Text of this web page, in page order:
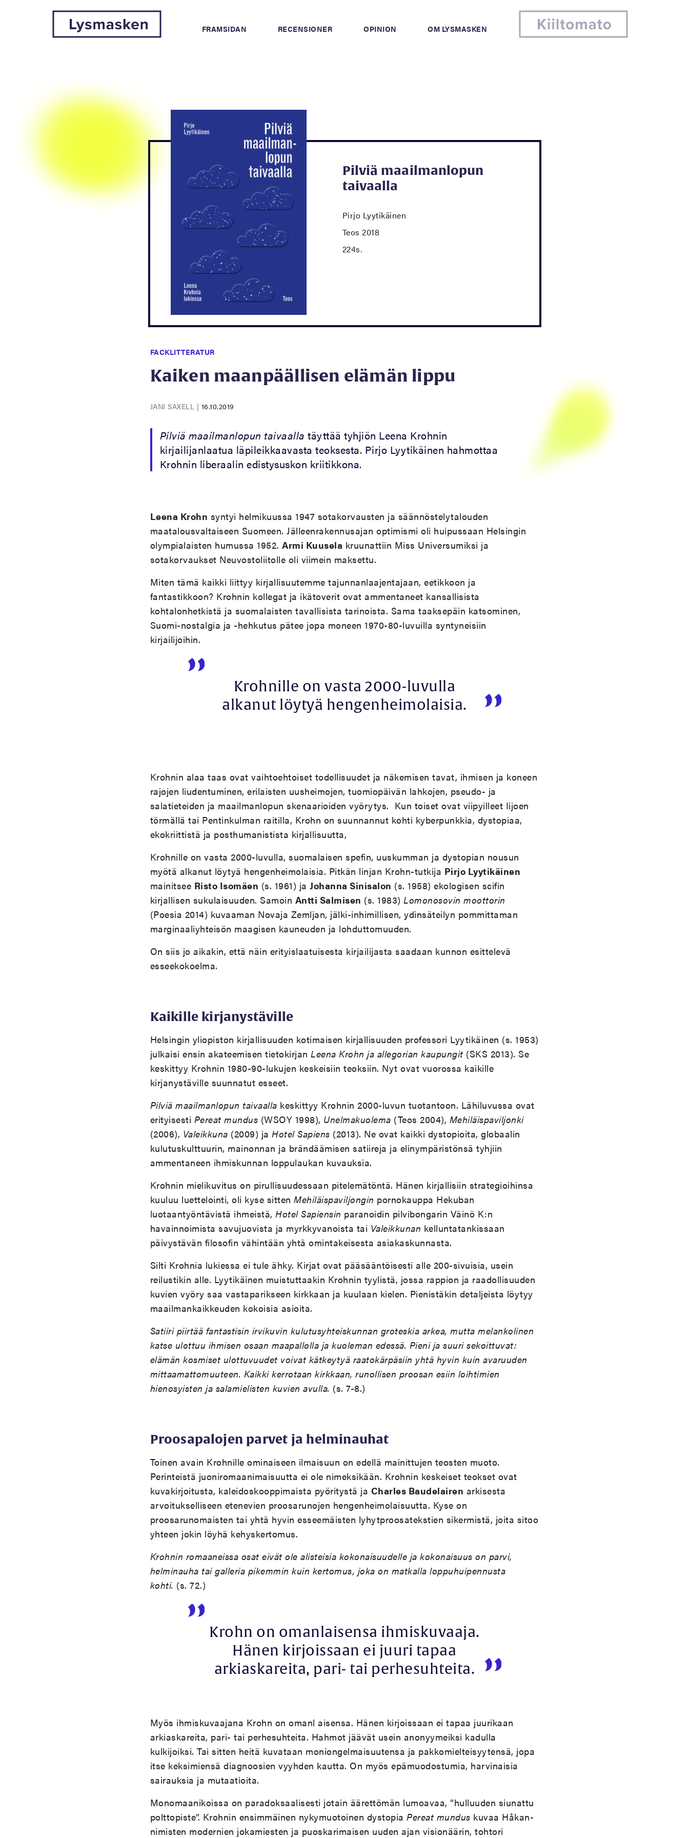
FRAMSIDAN RECENSIONER OPINION OM LYSMASKEN
Pilviä maailmanlopun
taivaalla
Pirjo Lyytikäinen
Teos 2018
224s.
FACKLITTERATUR
Kaiken maanpäällisen elämän lippu
JANI SAXELL | 16.10.2019
Pilviä maailmanlopun taivaalla täyttää tyhjiön Leena Krohnin
kirjailijanlaatua läpileikkaavasta teoksesta. Pirjo Lyytikäinen hahmottaa
Krohnin liberaalin edistysuskon kriitikkona.
Leena Krohn syntyi helmikuussa 1947 sotakorvausten ja säännöstelytalouden
maatalousvaltaiseen Suomeen. Jälleenrakennusajan optimismi oli huipussaan Helsingin
olympialaisten humussa 1952. Armi Kuusela kruunattiin Miss Universumiksi ja
sotakorvaukset Neuvostoliitolle oli viimein maksettu.
Miten tämä kaikki liittyy kirjallisuutemme tajunnanlaajentajaan, eetikkoon ja
fantastikkoon? Krohnin kollegat ja ikätoverit ovat ammentaneet kansallisista
kohtalonhetkistä ja suomalaisten tavallisista tarinoista. Sama taaksepäin katsominen,
Suomi-nostalgia ja -hehkutus pätee jopa moneen 1970-80-luvuilla syntyneisiin
kirjailijoihin.
Krohnille on vasta 2000-luvulla
alkanut löytyä hengenheimolaisia.
Krohnin alaa taas ovat vaihtoehtoiset todellisuudet ja näkemisen tavat, ihmisen ja koneen
rajojen liudentuminen, erilaisten uusheimojen, tuomiopäivän lahkojen, pseudo- ja
salatieteiden ja maailmanlopun skenaarioiden vyörytys. Kun toiset ovat viipyilleet Iijoen
törmällä tai Pentinkulman raitilla, Krohn on suunnannut kohti kyberpunkkia, dystopiaa,
ekokriittistä ja posthumanistista kirjallisuutta,
Krohnille on vasta 2000-luvulla, suomalaisen spefin, uuskumman ja dystopian nousun
myötä alkanut löytyä hengenheimolaisia. Pitkän linjan Krohn-tutkija Pirjo Lyytikäinen
mainitsee Risto Isomäen (s. 1961) ja Johanna Sinisalon (s. 1958) ekologisen scifin
kirjallisen sukulaisuuden. Samoin Antti Salmisen (s. 1983) Lomonosovin moottorin
(Poesia 2014) kuvaaman Novaja Zemljan, jälki-inhimillisen, ydinsäteilyn pommittaman
marginaaliyhteisön maagisen kauneuden ja lohduttomuuden.
On siis jo aikakin, että näin erityislaatuisesta kirjailijasta saadaan kunnon esittelevä
esseekokoelma.
Kaikille kirjanystäville
Helsingin yliopiston kirjallisuuden kotimaisen kirjallisuuden professori Lyytikäinen (s. 1953)
julkaisi ensin akateemisen tietokirjan Leena Krohn ja allegorian kaupungit (SKS 2013). Se
keskittyy Krohnin 1980-90-lukujen keskeisiin teoksiin. Nyt ovat vuorossa kaikille
kirjanystäville suunnatut esseet.
Pilviä maailmanlopun taivaalla keskittyy Krohnin 2000-luvun tuotantoon. Lähiluvussa ovat
erityisesti Pereat mundus (WSOY 1998), Unelmakuolema (Teos 2004), Mehiläispaviljonki
(2006), Valeikkuna (2009) ja Hotel Sapiens (2013). Ne ovat kaikki dystopioita, globaalin
kulutuskulttuurin, mainonnan ja brändäämisen satiireja ja elinympäristönsä tyhjiin
ammentaneen ihmiskunnan loppulaukan kuvauksia.
Krohnin mielikuvitus on pirullisuudessaan pitelemätöntä. Hänen kirjallisiin strategioihinsa
kuuluu luettelointi, oli kyse sitten Mehiläispaviljongin pornokauppa Hekuban
luotaantyöntävistä ihmeistä, Hotel Sapiensin paranoidin pilvibongarin Väinö K:n
havainnoimista savujuovista ja myrkkyvanoista tai Valeikkunan kelluntatankissaan
päivystävän filosofin vähintään yhtä omintakeisesta asiakaskunnasta.
Silti Krohnia lukiessa ei tule ähky. Kirjat ovat pääsääntöisesti alle 200-sivuisia, usein
reilustikin alle. Lyytikäinen muistuttaakin Krohnin tyylistä, jossa rappion ja raadollisuuden
kuvien vyöry saa vastaparikseen kirkkaan ja kuulaan kielen. Pienistäkin detaljeista löytyy
maailmankaikkeuden kokoisia asioita.
Satiiri piirtää fantastisin irvikuvin kulutusyhteiskunnan groteskia arkea, mutta melankolinen
katse ulottuu ihmisen osaan maapallolla ja kuoleman edessä. Pieni ja suuri sekoittuvat:
elämän kosmiset ulottuvuudet voivat kätkeytyä raatokärpäsiin yhtä hyvin kuin avaruuden
mittaamattomuuteen. Kaikki kerrotaan kirkkaan, runollisen proosan esiin loihtimien
hienosyisten ja salamielisten kuvien avulla. (s. 7-8.)
Proosapalojen parvet ja helminauhat
Toinen avain Krohnille ominaiseen ilmaisuun on edellä mainittujen teosten muoto.
Perinteistä juoniromaanimaisuutta ei ole nimeksikään. Krohnin keskeiset teokset ovat
kuvakirjoitusta, kaleidoskooppimaista pyöritystä ja Charles Baudelairen arkisesta
arvoitukselliseen etenevien proosarunojen hengenheimolaisuutta. Kyse on
proosarunomaisten tai yhtä hyvin esseemäisten lyhytproosatekstien sikermistä, joita sitoo
yhteen jokin löyhä kehyskertomus.
Krohnin romaaneissa osat eivät ole alisteisia kokonaisuudelle ja kokonaisuus on parvi,
helminauha tai galleria pikemmin kuin kertomus, joka on matkalla loppuhuipennusta
kohti. (s. 72.)
Krohn on omanlaisensa ihmiskuvaaja.
Hänen kirjoissaan ei juuri tapaa
arkiaskareita, pari- tai perhesuhteita.
Myös ihmiskuvaajana Krohn on omanl aisensa. Hänen kirjoissaan ei tapaa juurikaan
arkiaskareita, pari- tai perhesuhteita. Hahmot jäävät usein anonyymeiksi kadulla
kulkijoiksi. Tai sitten heitä kuvataan moniongelmaisuutensa ja pakkomielteisyytensä, jopa
itse keksimiensä diagnoosien vyyhden kautta. On myös epämuodostumia, harvinaisia
sairauksia ja mutaatioita.
Monomaanikoissa on paradoksaalisesti jotain äärettömän lumoavaa, ”hulluuden siunattu
polttopiste”. Krohnin ensimmäinen nykymuotoinen dystopia Pereat mundus kuvaa Håkan-
nimisten modernien jokamiesten ja puoskarimaisen uuden ajan visionäärin, tohtori